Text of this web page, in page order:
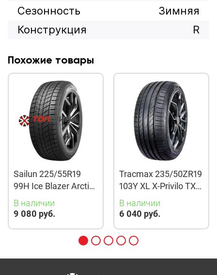
Сезонность
Зимняя
Конструкция
R
Похожие товары
Sailun 225/55R19
99H Ice Blazer Arctic
Evo TL
В наличии
9 080 руб.
Tracmax 235/50ZR19
103Y XL X-Privilo TX3
TL
В наличии
6 040 руб.